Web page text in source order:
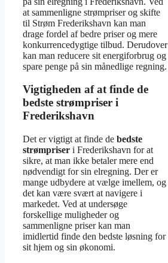
at sammenligne strømpriser og skifte
til Strøm Frederikshavn kan man
drage fordel af bedre priser og mere
konkurrencedygtige tilbud. Derudover
kan man reducere sit energiforbrug og
spare penge på sin månedlige regning.
Vigtigheden af at finde de
bedste strømpriser i
Frederikshavn
Det er vigtigt at finde de bedste
strømpriser i Frederikshavn for at
sikre, at man ikke betaler mere end
nødvendigt for sin elregning. Der er
mange udbydere at vælge imellem, og
det kan være svært at navigere i
markedet. Ved at undersøge
forskellige muligheder og
sammenligne priser kan man
imidlertid finde den bedste løsning for
sit hjem og sin økonomi.